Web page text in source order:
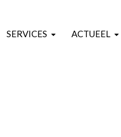
SERVICES ACTUEEL